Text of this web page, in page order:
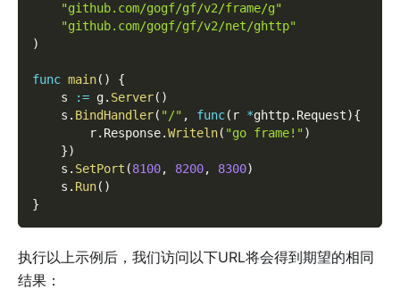
"github.com/gogf/gf/v2/frame/g"
"github.com/gogf/gf/v2/net/ghttp"
)
func main( )
{
    s
:= g. Server( )
    s
. BindHandler( "/" , func( r *ghttp. Request){
        r
. Response.Writeln( "go frame!")
})
    s
. SetPort (8100, 8200, 8300)
    s
. Run( )
}
执行以上示例后，我们访问以下URL将会得到期望的相同
结果：